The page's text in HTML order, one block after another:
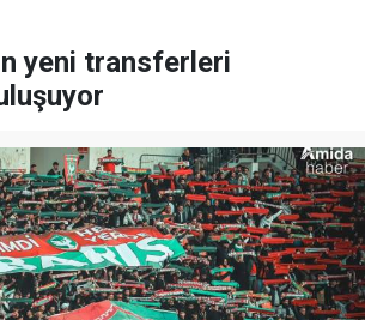
yeni transferleri